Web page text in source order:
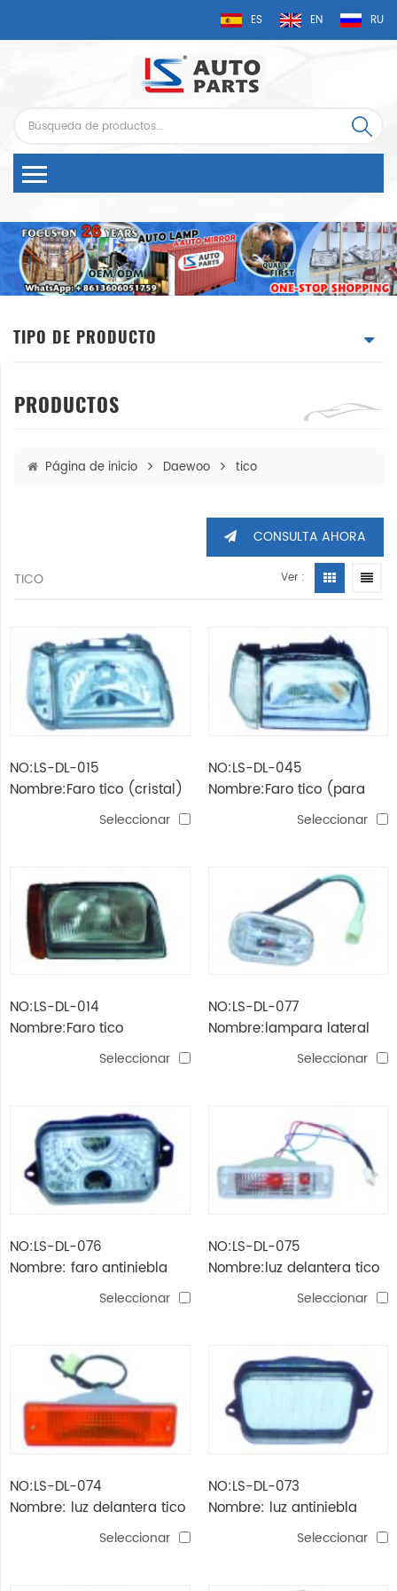
ES EN RU
TIPO DE PRODUCTO
PRODUCTOS
Página de inicio Daewoo tico
CONSULTA AHORA
TICO Ver :
NO:LS-DL-015
Nombre:Faro tico (cristal)
Seleccionar
NO:LS-DL-045
Nombre:Faro tico (para
regulación de motor
Seleccionar
NO:LS-DL-014
Nombre:Faro tico
Seleccionar
NO:LS-DL-077
Nombre:lampara lateral
Seleccionar
NO:LS-DL-076
Nombre: faro antiniebla
delantero (cristal)Seleccionar
NO:LS-DL-075
Nombre:luz delantera tico
Seleccionar
NO:LS-DL-074
Nombre: luz delantera tico
Seleccionar
NO:LS-DL-073
Nombre: luz antiniebla
Seleccionar